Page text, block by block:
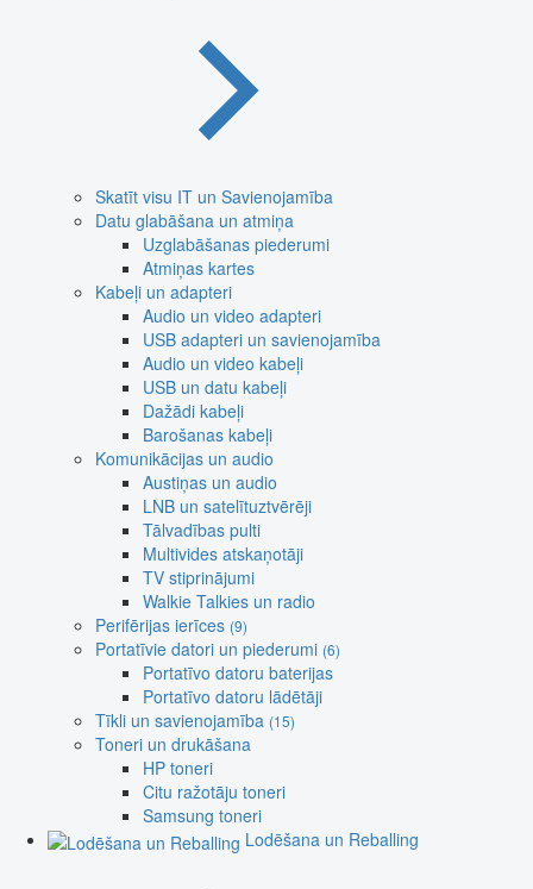
Skatīt visu IT un Savienojamība
Datu glabāšana un atmiņa
Uzglabāšanas piederumi
Atmiņas kartes
Kabeļi un adapteri
Audio un video adapteri
USB adapteri un savienojamība
Audio un video kabeļi
USB un datu kabeļi
Dažādi kabeļi
Barošanas kabeļi
Komunikācijas un audio
Austiņas un audio
LNB un satelītuztvērēji
Tālvadības pulti
Multivides atskaņotāji
TV stiprinājumi
Walkie Talkies un radio
Perifērijas ierīces (9)
Portatīvie datori un piederumi (6)
Portatīvo datoru baterijas
Portatīvo datoru lādētāji
Tīkli un savienojamība (15)
Toneri un drukāšana
HP toneri
Citu ražotāju toneri
Samsung toneri
Lodēšana un Reballing